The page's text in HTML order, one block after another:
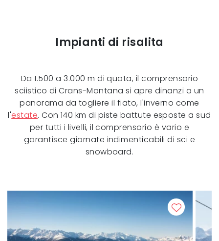
Impianti di risalita
Da 1.500 a 3.000 m di quota, il comprensorio
sciistico di Crans-Montana si apre dinanzi a un
panorama da togliere il fiato, l'inverno come
l'estate. Con 140 km di piste battute esposte a sud
per tutti i livelli, il comprensorio è vario e
garantisce giornate indimenticabili di sci e
snowboard.